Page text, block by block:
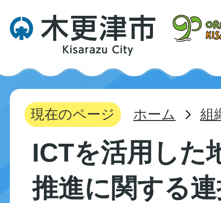
現在のページ ホーム 組
ICTを活用した
推進に関する